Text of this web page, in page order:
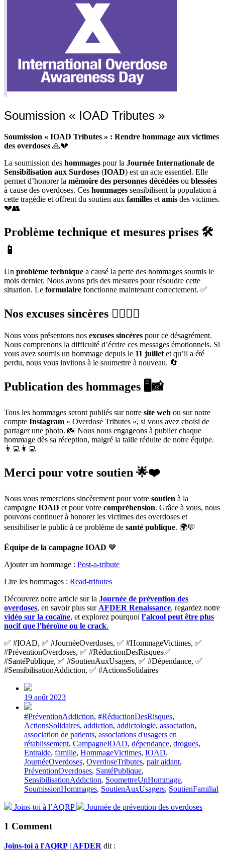
Soumission « IOAD Tributes »
Soumission « IOAD Tributes » : Rendre hommage aux victimes
des overdoses 🙏💔
La soumission des hommages pour la Journée Internationale de
Sensibilisation aux Surdoses (IOAD) est un acte essentiel. Elle
permet d’honorer la mémoire des personnes décédées ou blessées
à cause des overdoses. Ces hommages sensibilisent la population à
cette tragédie et offrent du soutien aux familles etamis des victimes.
💔👥
Problème technique et mesures prises 🛠️
📱
Un problème technique a causé la perte des hommages soumis le
mois dernier. Nous avons pris des mesures pour résoudre cette
situation. Le formulaire fonctionne maintenant correctement. ✅
Nos excuses sincères 🙇‍♂️🙇‍♀️
Nous vous présentons nos excuses sincères pour ce désagrément.
Nous comprenons la difficulté d’écrire ces messages émotionnels. Si
vous avez soumis un hommage depuis le 11 juillet et qu’il a été
perdu, nous vous invitons à le soumettre à nouveau. 🔄
Publication des hommages 🖥️📸
Tous les hommages seront publiés sur notre site web ou sur notre
compte Instagram « Overdose Tributes », si vous avez choisi de
partager une photo. 📸 Nous nous engageons à publier chaque
hommage dès sa réception, malgré la taille réduite de notre équipe.
👨‍💻👩‍💻
Merci pour votre soutien 🌟❤️
Nous vous remercions sincèrement pour votre soutien à la
campagne IOAD et pour votre compréhension. Grâce à vous, nous
pouvons continuer à honorer les victimes des overdoses et
sensibiliser le public à ce problème de santé publique. 🌍💬
Équipe de la campagne IOAD 💙
Ajouter un hommage : Post-a-tribute
Lire les hommages : Read-tributes
Découvrez notre article sur la Journée de prévention des
overdoses, en savoir plus sur AFDER Renaissance, regardez notre
vidéo sur la cocaïne, et explorez pourquoi l’alcool peut être plus
nocif que l’héroïne ou le crack.
✅ #IOAD, ✅ #JournéeOverdoses, ✅ #HommageVictimes, ✅
#PréventionOverdoses, ✅ #RéductionDesRisques✅
#SantéPublique, ✅ #SoutienAuxUsagers, ✅ #Dépendance, ✅
#SensibilisationAddiction, ✅ #ActionsSolidaires
Post
date
19 août 2023
Tagged
with
#PréventionAddiction, #RéductionDesRisques,
ActionsSolidaires, addiction, addictologie, association,
association de patients, associations d'usagers en
rétablissement, CampagneIOAD, dépendance, drogues,
Entraide, famille, HommageVictimes, IOAD,
JournéeOverdoses, OverdoseTributes, pair aidant,
PréventionOverdoses, SantéPublique,
SensibilisationAddiction, SoumettreUnHommage,
SoumissionHommages, SoutienAuxUsagers, SoutienFamilial
Previous
Joins-toi à l’AQRP
Next
Journée de prévention des overdoses
1 Comment
Joins-toi à l'AQRP | AFDER dit :